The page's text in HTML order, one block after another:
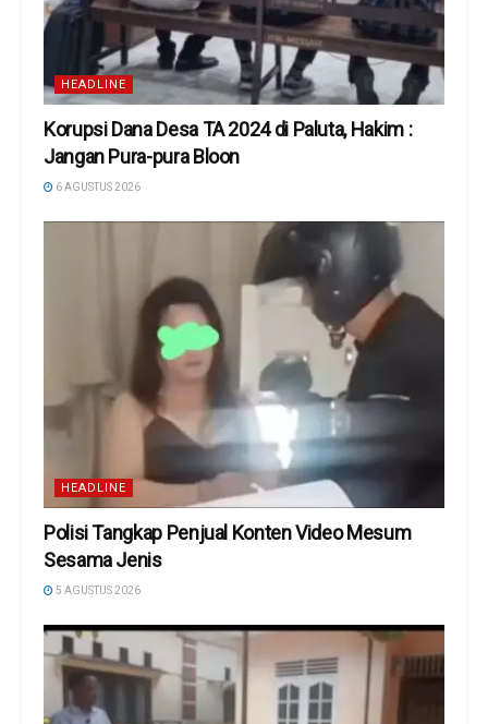
HEADLINE
Korupsi Dana Desa TA 2024 di Paluta, Hakim :
Jangan Pura-pura Bloon
6 AGUSTUS 2026
HEADLINE
Polisi Tangkap Penjual Konten Video Mesum
Sesama Jenis
5 AGUSTUS 2026